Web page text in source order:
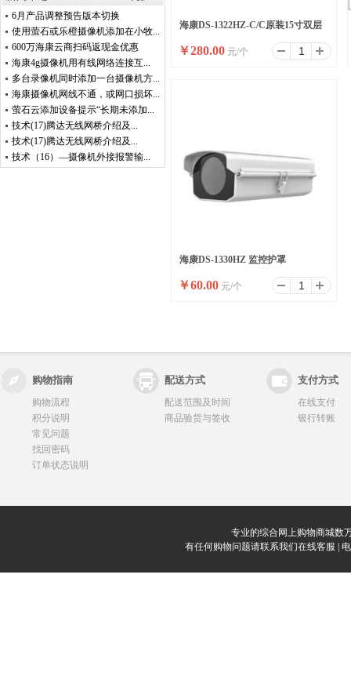
6月产品调整预告版本切换
使用萤石或乐橙摄像机添加在小牧...
600万海康云商扫码返现金优惠
海康4g摄像机用有线网络连接互...
多台录像机同时添加一台摄像机方...
海康摄像机网线不通，或网口损坏...
萤石云添加设备提示“长期未添加...
技术(17)腾达无线网桥介绍及...
技术(17)腾达无线网桥介绍及...
技术（16）—摄像机外接报警输...
海康DS-1322HZ-C/C原装15寸双层
护罩 卡口摄像机护罩
￥280.00 元/个
海康DS-1330HZ 监控护罩
￥60.00 元/个
购物指南 配送方式 支付方式
购物流程
积分说明
常见问题
找回密码
订单状态说明
配送范围及时间
商品验货与签收
在线支付
银行转账
专业的综合网上购物商城数
有任何购物问题请联系我们在线客服 | 电